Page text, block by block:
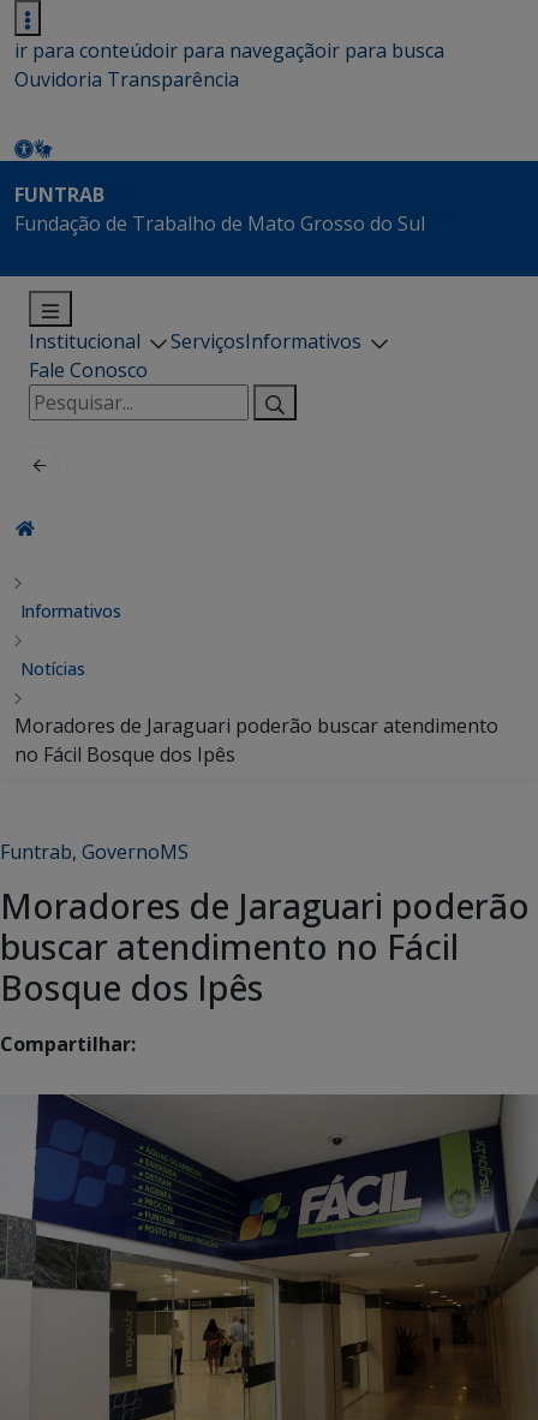
ir para conteúdoir para navegaçãoir para busca
Ouvidoria Transparência
FUNTRAB
Fundação de Trabalho de Mato Grosso do Sul
Institucional ServiçosInformativos
Fale Conosco
Pesquisar
por:
Informativos
Notícias
Moradores de Jaraguari poderão buscar atendimento
no Fácil Bosque dos Ipês
Funtrab, GovernoMS
Moradores de Jaraguari poderão
buscar atendimento no Fácil
Bosque dos Ipês
Compartilhar: